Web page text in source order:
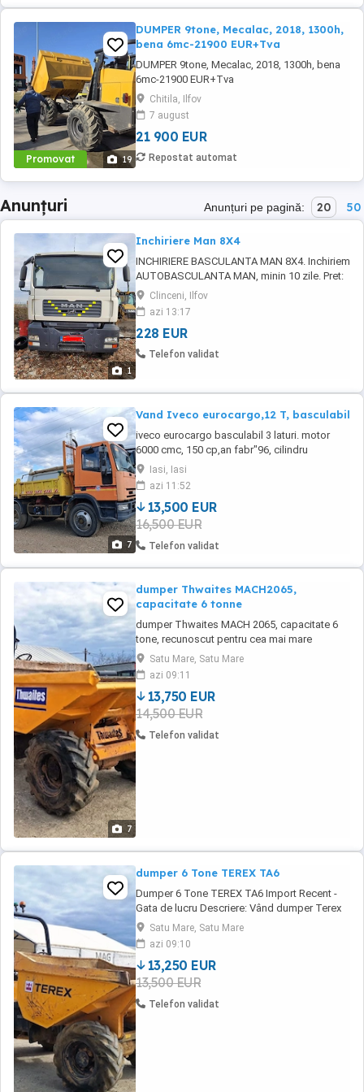
Promovat 19
DUMPER 9tone, Mecalac, 2018, 1300h,
bena 6mc-21900 EUR+Tva
DUMPER 9tone, Mecalac, 2018, 1300h, bena
6mc-21900 EUR+Tva
Chitila, Ilfov
7 august
21 900 EUR
Repostat automat
Anunțuri Anunțuri pe pagină: 20 50
1
Inchiriere Man 8X4
INCHIRIERE BASCULANTA MAN 8X4. Inchiriem
AUTOBASCULANTA MAN, minin 10 zile. Pret:
1200 lei zi- fara combustibil!
Clinceni, Ilfov
azi 13:17
228 EUR
Telefon validat
7
Vand Iveco eurocargo,12 T, basculabil
iveco eurocargo basculabil 3 laturi. motor
6000 cmc, 150 cp,an fabr"96, cilindru
basculare cu foarfeca, bena
5.20x2.40,blocare sateliti,arcuri,contrarcuri
spate,325000 km reali,cauciucuri pe
22.5,garda inalta la sol, persoana fizica fiscal
,masina gata de lucru, fara investitii imediate,
iasi
Iasi, Iasi
azi 11:52
13,500 EUR
16,500 EUR
Telefon validat
7
dumper Thwaites MACH2065,
capacitate 6 tonne
dumper Thwaites MACH 2065, capacitate 6
tone, recunoscut pentru cea mai mare
robustețe din piață. An fabricație: 2016
Tractiune permanenta 4X4 Ore funcționare:
2574 h Motor: Deutz (Puternic și economic),
75 CP Descărcare: Front Tip (Fixă) Stare:
Mecanică impecabilă, articulație centrală,
hidraulică ...
Satu Mare, Satu Mare
azi 09:11
13,750 EUR
14,500 EUR
Telefon validat
dumper 6 Tone TEREX TA6
Dumper 6 Tone TEREX TA6 Import Recent -
Gata de lucru Descriere: Vând dumper Terex
TA6 de 6 tone, utilaj foarte simplu de întreținut
și robust. An fabricație: 2015 putere motor 75
CP Ore funcționare: 2452 h Descărcare: Fixă
(Front Tip) Detalii: Șasiu ranforsat, tracțiune
4x4 permanentă, pornire ușoară. Utilajul ...
Satu Mare, Satu Mare
azi 09:10
13,250 EUR
13,500 EUR
Telefon validat